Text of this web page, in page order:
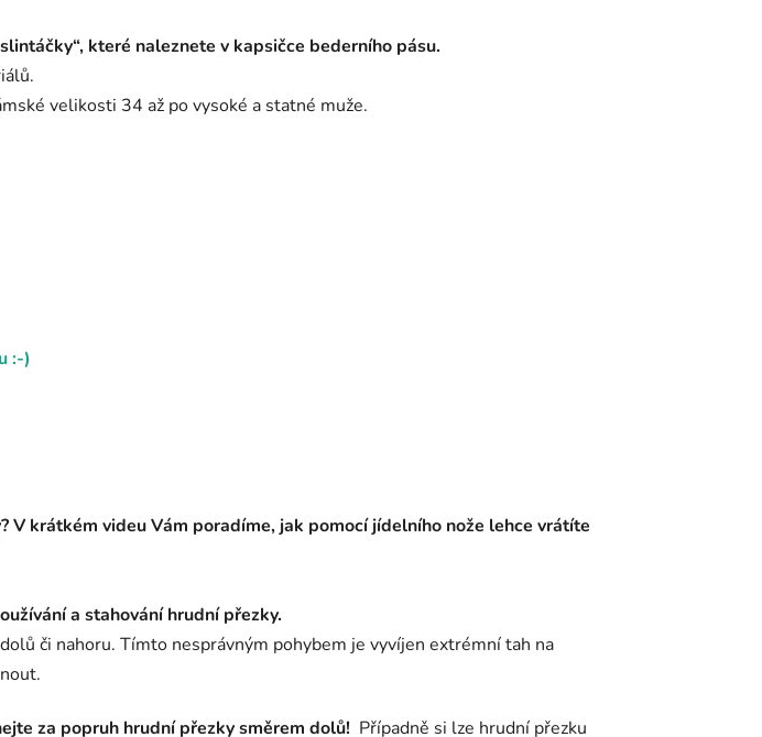
které naleznete v kapsičce bederního pásu.
velikosti 34 až po vysoké a statné muže.
:-)
V krátkém videu Vám poradíme, jak pomocí jídelního nože lehce vrátíte
a stahování hrudní přezky.
či nahoru. Tímto nesprávným pohybem je vyvíjen extrémní tah na
za popruh hrudní přezky směrem dolů! Případně si lze hrudní přezku